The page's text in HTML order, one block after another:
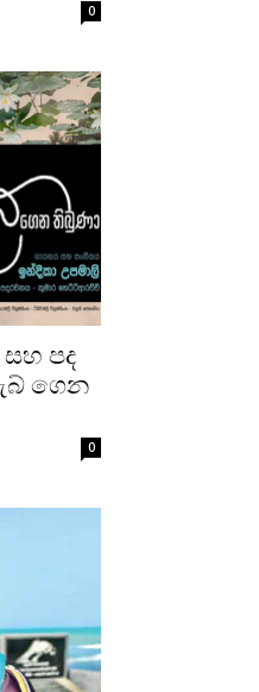
0
පද
ගෙන
0